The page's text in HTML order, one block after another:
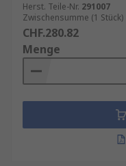
Herst. Teile-Nr. 291007
Zwischensumme (1 Stück)
CHF.280.82
Menge